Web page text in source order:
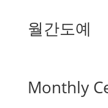
월간도예
Monthly